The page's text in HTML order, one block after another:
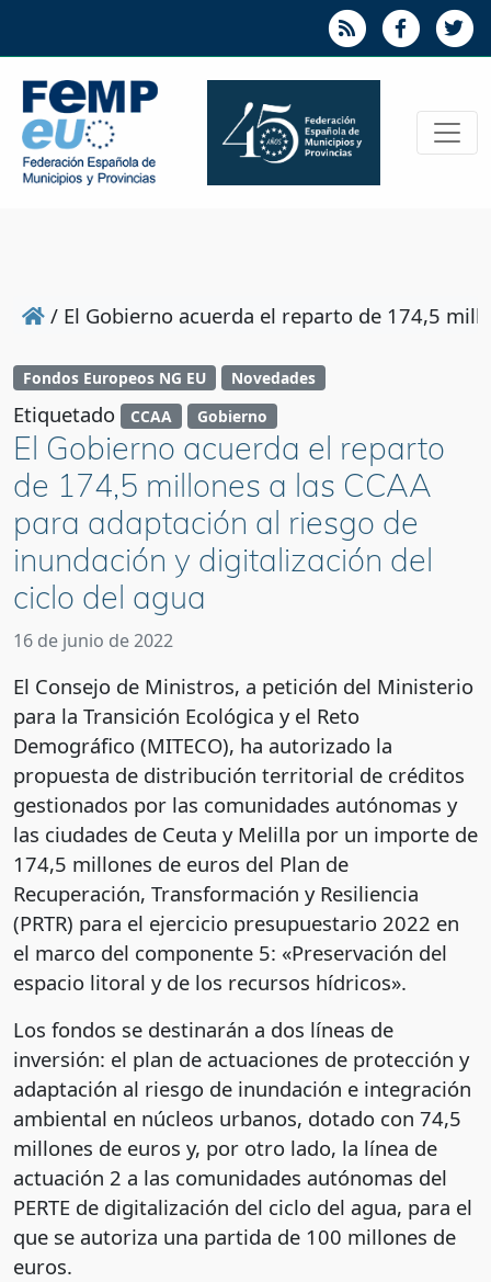
/ El Gobierno acuerda el reparto de 174,5
Fondos Europeos NG EU Novedades
Etiquetado CCAA Gobierno
El Gobierno acuerda el reparto
de 174,5 millones a las CCAA
para adaptación al riesgo de
inundación y digitalización del
ciclo del agua
16 de junio de 2022
El Consejo de Ministros, a petición del Ministerio
para la Transición Ecológica y el Reto
Demográfico (MITECO), ha autorizado la
propuesta de distribución territorial de créditos
gestionados por las comunidades autónomas y
las ciudades de Ceuta y Melilla por un importe de
174,5 millones de euros del Plan de
Recuperación, Transformación y Resiliencia
(PRTR) para el ejercicio presupuestario 2022 en
el marco del componente 5: «Preservación del
espacio litoral y de los recursos hídricos».
Los fondos se destinarán a dos líneas de
inversión: el plan de actuaciones de protección y
adaptación al riesgo de inundación e integración
ambiental en núcleos urbanos, dotado con 74,5
millones de euros y, por otro lado, la línea de
actuación 2 a las comunidades autónomas del
PERTE de digitalización del ciclo del agua, para el
que se autoriza una partida de 100 millones de
euros.